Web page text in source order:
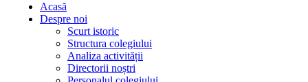
Acasă
Despre noi
Scurt istoric
Structura colegiului
Analiza activității
Directorii noștri